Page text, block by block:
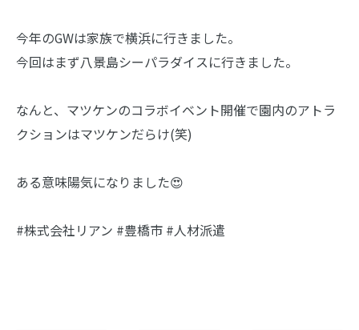
今年のGWは家族で横浜に行きました。
今回はまず八景島シーパラダイスに行きました。
なんと、マツケンのコラボイベント開催で園内のアトラ
クションはマツケンだらけ(笑)
ある意味陽気になりました😍
#株式会社リアン #豊橋市 #人材派遣